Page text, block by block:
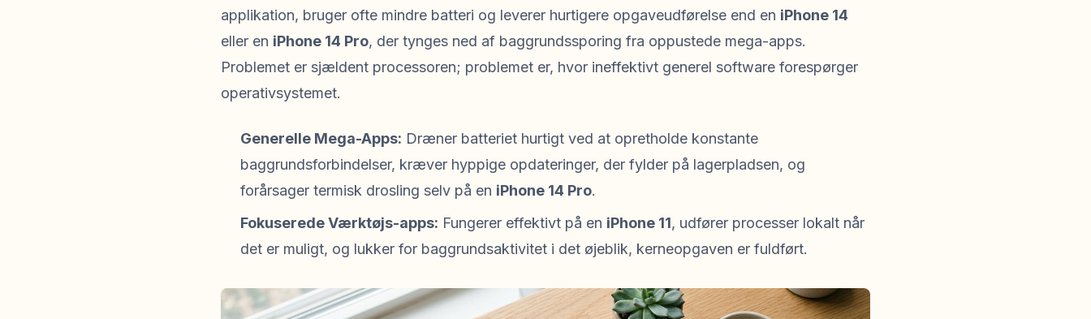
applikation, bruger ofte mindre batteri og leverer hurtigere opgaveudførelse end en iPhone 14
eller en iPhone 14 Pro, der tynges ned af baggrundssporing fra oppustede mega-apps.
Problemet er sjældent processoren; problemet er, hvor ineffektivt generel software forespørger
operativsystemet.
Generelle Mega-Apps: Dræner batteriet hurtigt ved at opretholde konstante
baggrundsforbindelser, kræver hyppige opdateringer, der fylder på lagerpladsen, og
forårsager termisk drosling selv på en iPhone 14 Pro.
Fokuserede Værktøjs-apps: Fungerer effektivt på en iPhone 11, udfører processer lokalt når
det er muligt, og lukker for baggrundsaktivitet i det øjeblik, kerneopgaven er fuldført.